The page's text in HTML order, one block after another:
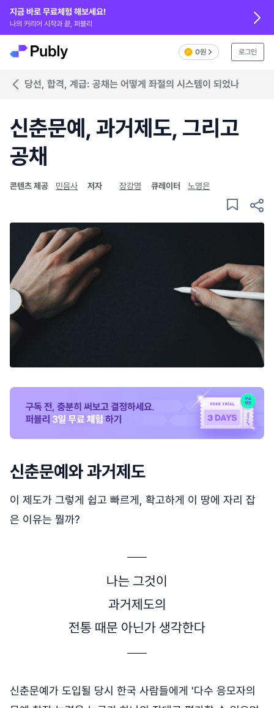
지금 바로 무료체험 해보세요!
나의 커리어 시작과 끝, 퍼블리
0원 로그인
당선, 합격, 계급: 공채는 어떻게 좌절의 시스템이 되었나
신춘문예, 과거제도, 그리고
공채
콘텐츠 제공 민음사 저자 장강명 큐레이터 노영은
신춘문예와 과거제도
이 제도가 그렇게 쉽고 빠르게, 확고하게 이 땅에 자리 잡
은 이유는 뭘까?
나는 그것이
과거제도의
전통 때문 아닌가 생각한다
신춘문예가 도입될 당시 한국 사람들에게 '다수 응모자의